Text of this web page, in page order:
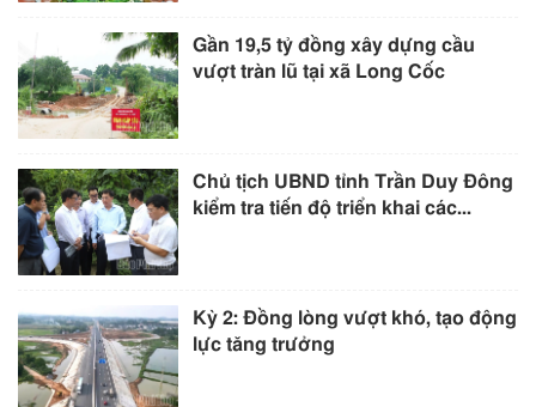
Gần 19,5 tỷ đồng xây dựng cầu
vượt tràn lũ tại xã Long Cốc
Chủ tịch UBND tỉnh Trần Duy Đông
kiểm tra tiến độ triển khai các...
Kỳ 2: Đồng lòng vượt khó, tạo động
lực tăng trưởng